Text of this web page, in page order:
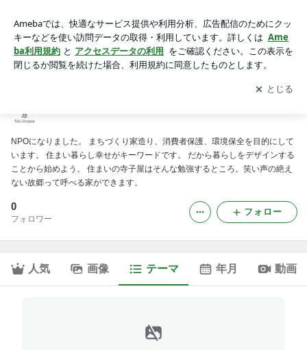
アプリをダウンロードして ブログの更新通知
を受け取りまし
ょう。
開く
NPOになりました。 まちづくり家造り、消費者保護、環境保全を目的にして
います。 住まい暮らし幸せがキーワードです。 だから暮らしをデザインする
ことから始めよう。 住まいの寺子屋はそんな勉強するところ。笑い声の絶え
ない故郷って呼べる家ができます。
0
フォロワー
フォロー
人気 画像 テーマ 年月 動画